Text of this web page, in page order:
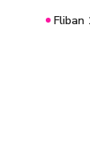
Fliban